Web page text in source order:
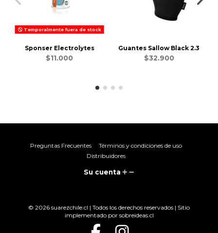
Temporalmente fuera de stock
Sponser Electrolytes
$11.000
Guantes Sallow Black 2.3
$32.900
Preguntas Frecuentes
Términos y condiciones de uso
Distribuidores
Su cuenta
© 2026 suarezchile.cl | Todos los derechos reservados | Sitio
implementado por sobreideas.cl